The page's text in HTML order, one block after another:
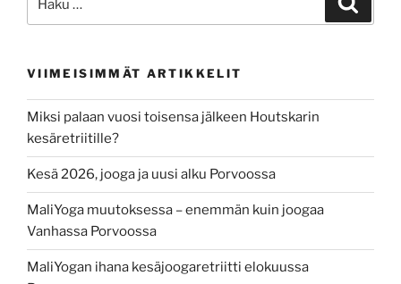
VIIMEISIMMÄT ARTIKKELIT
Miksi palaan vuosi toisensa jälkeen Houtskarin
kesäretriitille?
Kesä 2026, jooga ja uusi alku Porvoossa
MaliYoga muutoksessa – enemmän kuin joogaa
Vanhassa Porvoossa
MaliYogan ihana kesäjoogaretriitti elokuussa